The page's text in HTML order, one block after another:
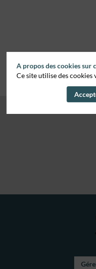
A propos des cookies sur
Ce site utilise des